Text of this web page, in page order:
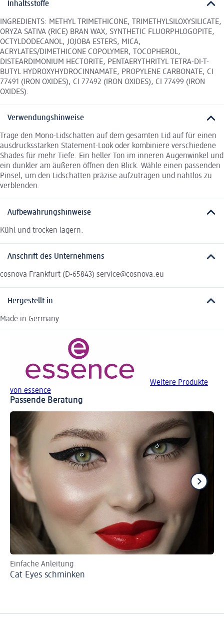
Inhaltsstoffe
INGREDIENTS: METHYL TRIMETHICONE, TRIMETHYLSILOXYSILICATE,
ORYZA SATIVA (RICE) BRAN WAX, SYNTHETIC FLUORPHLOGOPITE,
OCTYLDODECANOL, JOJOBA ESTERS, MICA,
ACRYLATES/DIMETHICONE COPOLYMER, TOCOPHEROL,
DISTEARDIMONIUM HECTORITE, PENTAERYTHRITYL TETRA-DI-T-
BUTYL HYDROXYHYDROCINNAMATE, PROPYLENE CARBONATE, CI
77491 (IRON OXIDES), CI 77492 (IRON OXIDES), CI 77499 (IRON
OXIDES).
Verwendungshinweise
Trage den Mono-Lidschatten auf dem gesamten Lid auf für einen
ausdrucksstarken Statement-Look oder kombiniere verschiedene
Shades für mehr Tiefe. Ein heller Ton im inneren Augenwinkel und
ein dunkler am äußeren öffnen den Blick. Wähle einen passenden
Pinsel, um den Lidschatten präzise aufzutragen und nahtlos zu
verblenden.
Aufbewahrungshinweise
Kühl und trocken lagern.
Anschrift des Unternehmens
cosnova Frankfurt (D-65843) service@cosnova.eu
Hergestellt in
Made in Germany
Weitere Produkte
von essence
Passende Beratung
Einfache Anleitung
Cat Eyes schminken